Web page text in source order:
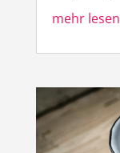
mehr lesen